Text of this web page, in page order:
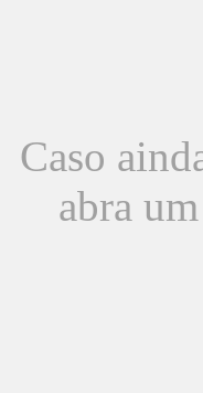
Caso
abra